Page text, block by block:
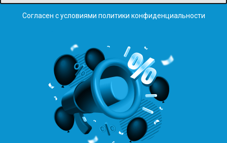
Согласен с условиями политики конфиденциальности